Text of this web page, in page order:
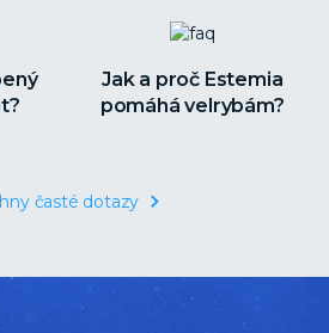
Jak a proč Estemia
pomáhá velrybám?
časté dotazy